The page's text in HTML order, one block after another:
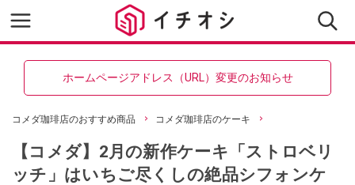
ホームページアドレス（URL）変更のお知らせ
コメダ珈琲店のおすすめ商品 コメダ珈琲店のケーキ
【コメダ】2月の新作ケーキ「ストロベリ
ッチ」はいちご尽くしの絶品シフォンケ